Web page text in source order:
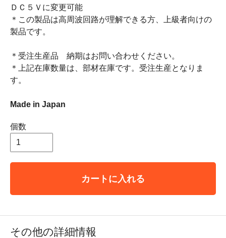
ＤＣ５Ｖに変更可能
＊この製品は高周波回路が理解できる方、上級者向けの
製品です。
＊受注生産品 納期はお問い合わせください。
＊上記在庫数量は、部材在庫です。受注生産となりま
す。
Made in Japan
個数
カートに入れる
その他の詳細情報